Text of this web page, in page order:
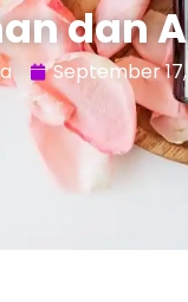
dan
September